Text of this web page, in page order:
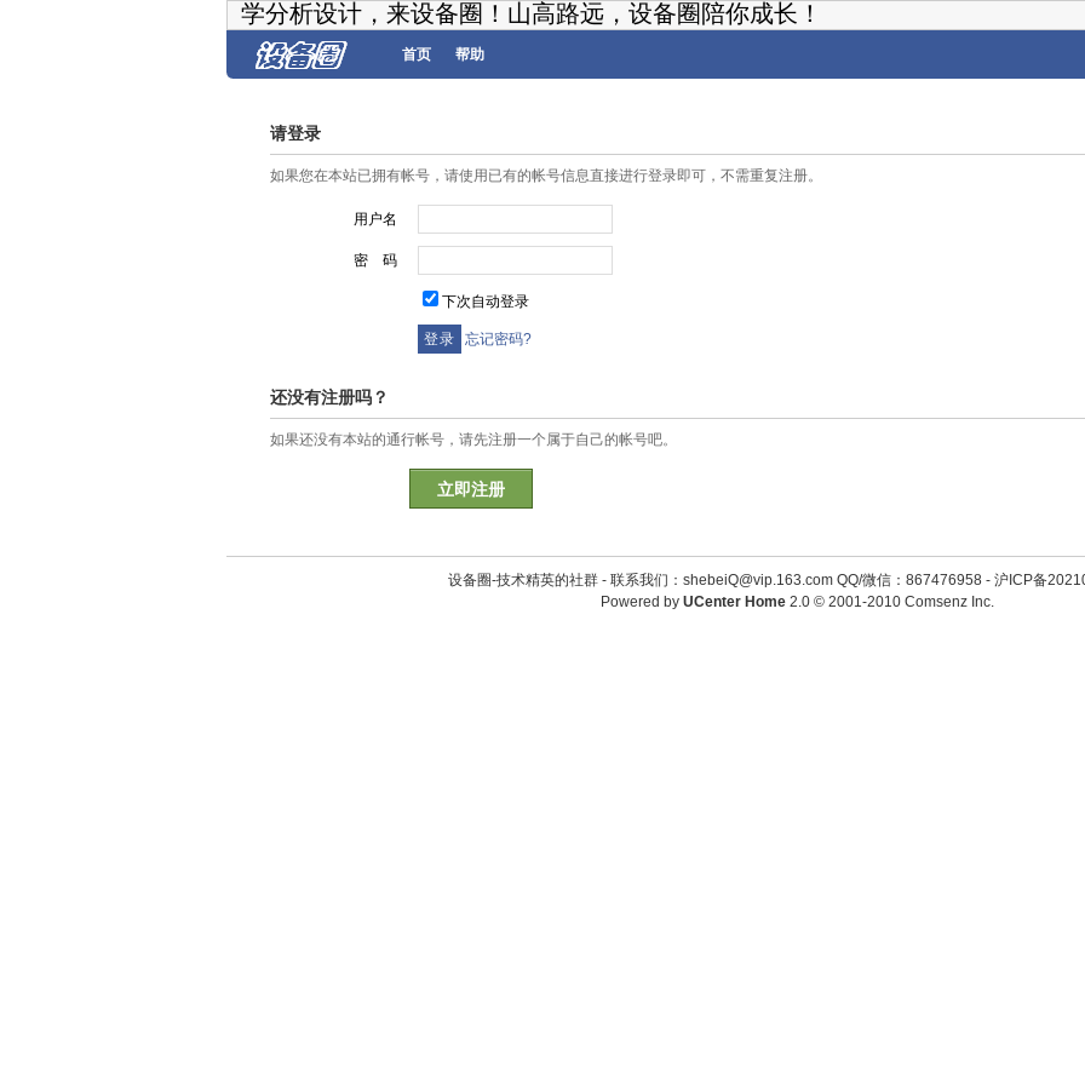
学分析设计，来设备圈！山高路远，设备圈陪你成长！
首页 帮助
请登录
如果您在本站已拥有帐号，请使用已有的帐号信息直接进行登录即可，不需重复注册。
用户名
密 码
下次自动登录
忘记密码?
还没有注册吗？
如果还没有本站的通行帐号，请先注册一个属于自己的帐号吧。
立即注册
设备圈-技术精英的社群 - 联系我们：shebeiQ@vip.163.com QQ/微信：867476958- 沪ICP备
Powered by UCenter Home 2.0© 2001-2010 Comsenz Inc.